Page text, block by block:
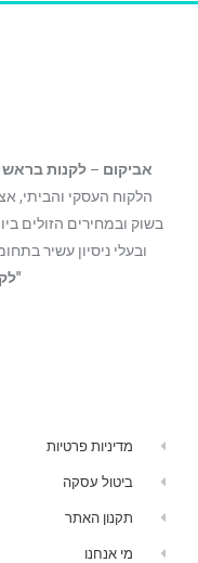
אביקום –לקנות
הלקוח העסקי והביתי,
בשוק ובמחירים הזולים
ובעלי ניסיון עשיר
מדיניות פרטיות
ביטול עסקה
תקנון האתר
מי אנחנו